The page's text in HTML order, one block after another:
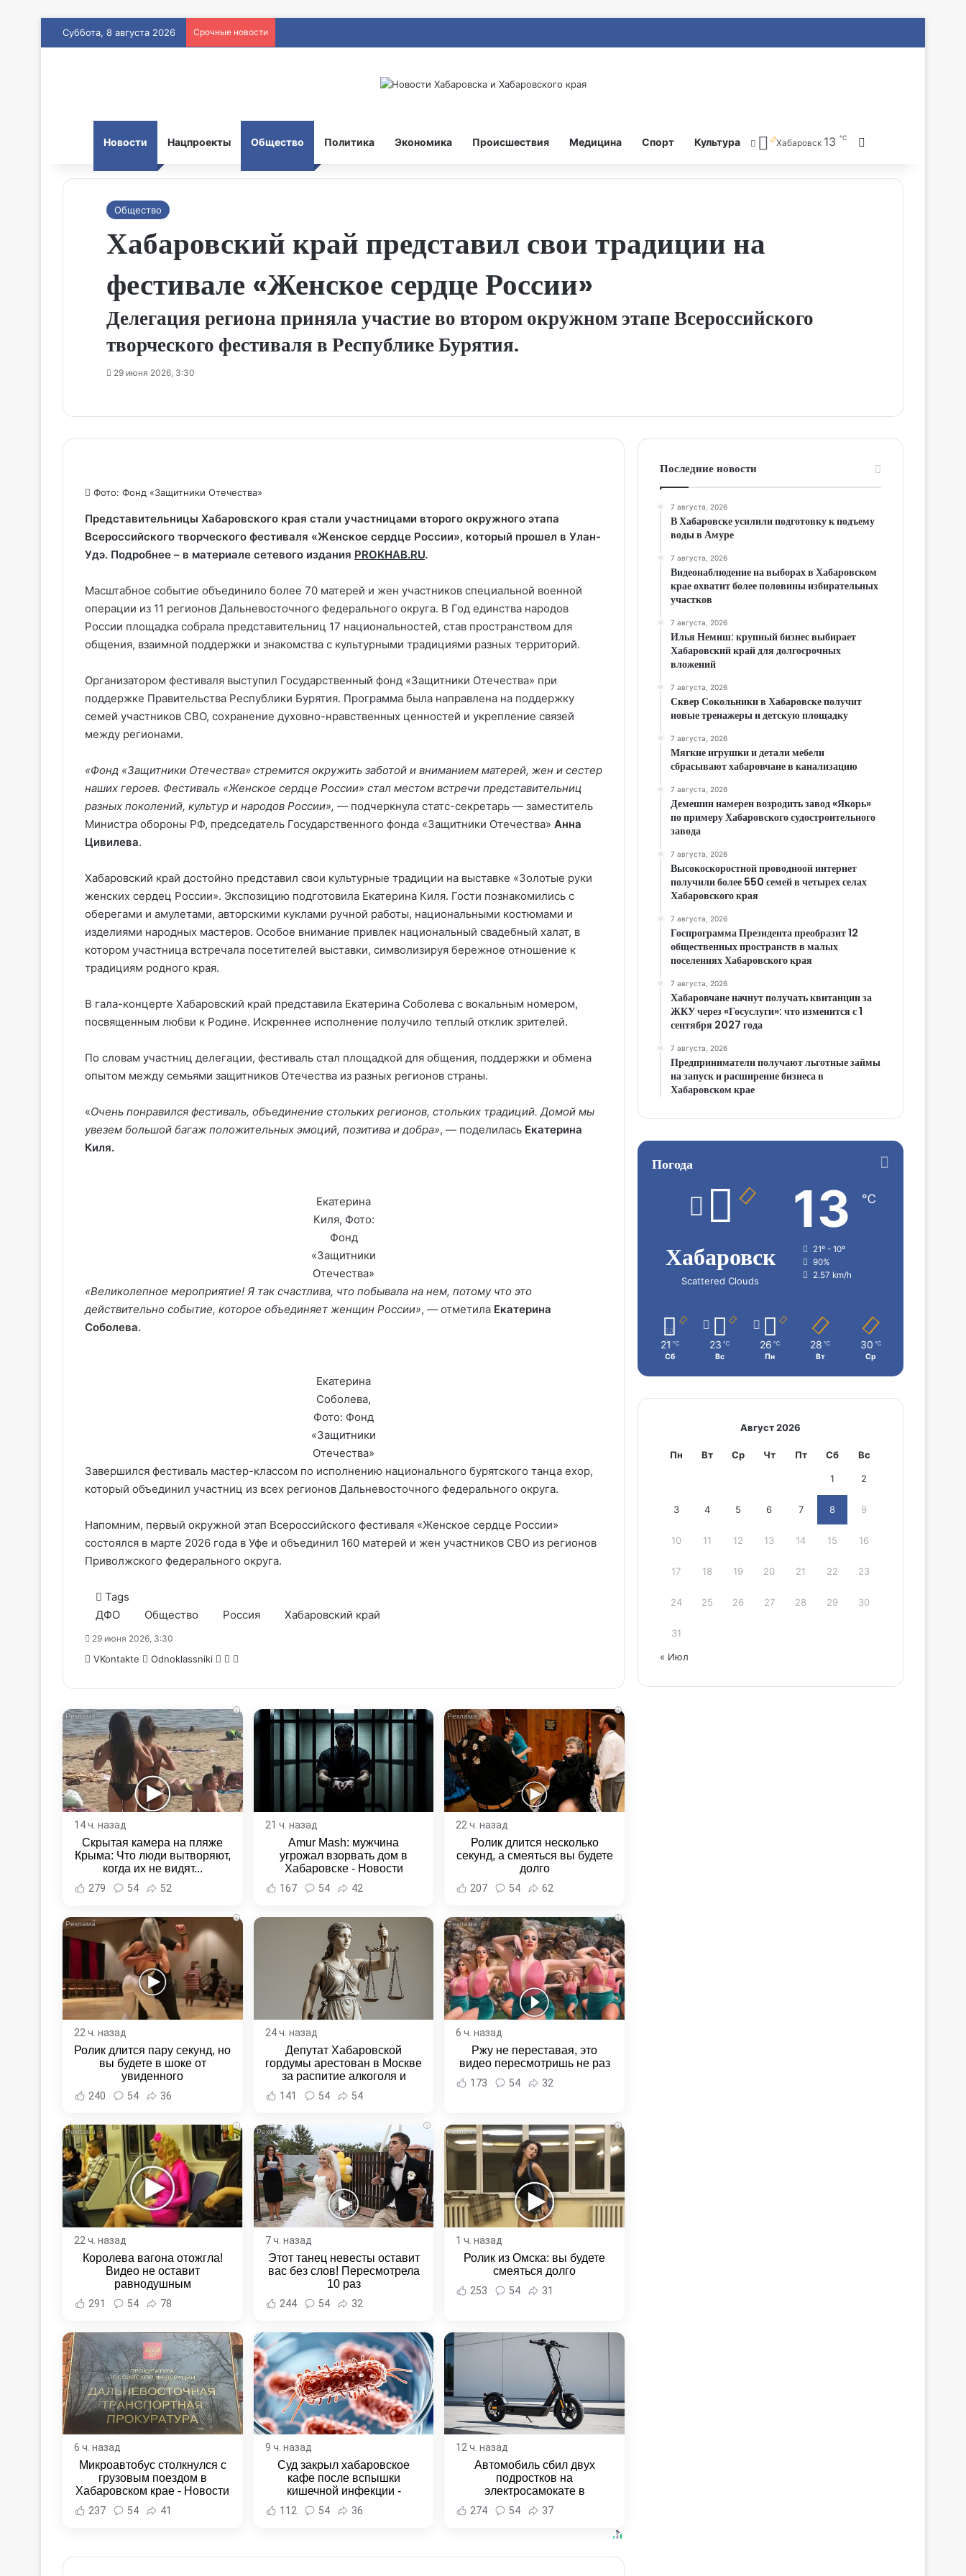
Суббота, 8 августа 2026 Срочные новости
Новости Нацпроекты Общество Политика Экономика Происшествия Медицина Спорт Культура Хабаровск 13 ℃
Общество
Хабаровский край представил свои традиции на
фестивале «Женское сердце России»
Делегация региона приняла участие во втором окружном этапе Всероссийского
творческого фестиваля в Республике Бурятия.
29 июня 2026, 3:30
Фото: Фонд «Защитники Отечества»
Представительницы Хабаровского края стали участницами второго окружного этапа
Всероссийского творческого фестиваля «Женское сердце России», который прошел в Улан-
Удэ. Подробнее – в материале сетевого издания PROKHAB.RU.
Масштабное событие объединило более 70 матерей и жен участников специальной военной
операции из 11 регионов Дальневосточного федерального округа. В Год единства народов
России площадка собрала представительниц 17 национальностей, став пространством для
общения, взаимной поддержки и знакомства с культурными традициями разных территорий.
Организатором фестиваля выступил Государственный фонд «Защитники Отечества» при
поддержке Правительства Республики Бурятия. Программа была направлена на поддержку
семей участников СВО, сохранение духовно-нравственных ценностей и укрепление связей
между регионами.
«Фонд «Защитники Отечества» стремится окружить заботой и вниманием матерей, жен и сестер
наших героев. Фестиваль «Женское сердце России» стал местом встречи представительниц
разных поколений, культур и народов России», — подчеркнула статс-секретарь — заместитель
Министра обороны РФ, председатель Государственного фонда «Защитники Отечества» Анна
Цивилева.
Хабаровский край достойно представил свои культурные традиции на выставке «Золотые руки
женских сердец России». Экспозицию подготовила Екатерина Киля. Гости познакомились с
оберегами и амулетами, авторскими куклами ручной работы, национальными костюмами и
изделиями народных мастеров. Особое внимание привлек национальный свадебный халат, в
котором участница встречала посетителей выставки, символизируя бережное отношение к
традициям родного края.
В гала-концерте Хабаровский край представила Екатерина Соболева с вокальным номером,
посвященным любви к Родине. Искреннее исполнение получило теплый отклик зрителей.
По словам участниц делегации, фестиваль стал площадкой для общения, поддержки и обмена
опытом между семьями защитников Отечества из разных регионов страны.
«Очень понравился фестиваль, объединение стольких регионов, стольких традиций. Домой мы
увезем большой багаж положительных эмоций, позитива и добра», — поделилась Екатерина
Киля.
Екатерина
Киля, Фото:
Фонд
«Защитники
Отечества»
«Великолепное мероприятие! Я так счастлива, что побывала на нем, потому что это
действительно событие, которое объединяет женщин России», — отметила Екатерина
Соболева.
Екатерина
Соболева,
Фото: Фонд
«Защитники
Отечества»
Завершился фестиваль мастер-классом по исполнению национального бурятского танца ехор,
который объединил участниц из всех регионов Дальневосточного федерального округа.
Напомним, первый окружной этап Всероссийского фестиваля «Женское сердце России»
состоялся в марте 2026 года в Уфе и объединил 160 матерей и жен участников СВО из регионов
Приволжского федерального округа.
Tags
ДФО
Общество Россия Хабаровский край
29 июня 2026, 3:30
VKontakte Odnoklassniki WhatsApp
Telegram
Email
i
14 ч. назад
Скрытая камера на пляже
Крыма: Что люди вытворяют,
когда их не видят...
279 54 52
21 ч. назад
Amur Mash: мужчина
угрожал взорвать дом в
Хабаровске - Новости
Хабаровска и Хабаровского
края
167 54 42
i
22 ч. назад
Ролик длится несколько
секунд, а смеяться вы будете
долго
207 54 62
i
22 ч. назад
Ролик длится пару секунд, но
вы будете в шоке от
увиденного
240 54 36
24 ч. назад
Депутат Хабаровской
гордумы арестован в Москве
за распитие алкоголя и
неповиновение полиции -
Новости Хабаровска и
141 54 54
i
6 ч. назад
Ржу не переставая, это
видео пересмотришь не раз
173 54 32
i
22 ч. назад
Королева вагона отожгла!
Видео не оставит
равнодушным
291 54 78
i
7 ч. назад
Этот танец невесты оставит
вас без слов! Пересмотрела
10 раз
244 54 32
i
1 ч. назад
Ролик из Омска: вы будете
смеяться долго
253 54 31
6 ч. назад
Микроавтобус столкнулся с
грузовым поездом в
Хабаровском крае - Новости
Хабаровска и Хабаровского
края
237 54 41
9 ч. назад
Суд закрыл хабаровское
кафе после вспышки
кишечной инфекции -
Новости Хабаровска и
Хабаровского края
112 54 36
12 ч. назад
Автомобиль сбил двух
подростков на
электросамокате в
Комсомольске-на-Амуре -
Новости Хабаровска и
274 54 37
Последние новости
7 августа, 2026
В Хабаровске усилили подготовку к подъему
воды в Амуре
7 августа, 2026
Видеонаблюдение на выборах в Хабаровском
крае охватит более половины избирательных
участков
7 августа, 2026
Илья Немиш: крупный бизнес выбирает
Хабаровский край для долгосрочных
вложений
7 августа, 2026
Сквер Сокольники в Хабаровске получит
новые тренажеры и детскую площадку
7 августа, 2026
Мягкие игрушки и детали мебели
сбрасывают хабаровчане в канализацию
7 августа, 2026
Демешин намерен возродить завод «Якорь»
по примеру Хабаровского судостроительного
завода
7 августа, 2026
Высокоскоростной проводноой интернет
получили более 550 семей в четырех селах
Хабаровского края
7 августа, 2026
Госпрограмма Президента преобразит 12
общественных пространств в малых
поселениях Хабаровского края
7 августа, 2026
Хабаровчане начнут получать квитанции за
ЖКУ через «Госуслуги»: что изменится с 1
сентября 2027 года
7 августа, 2026
Предприниматели получают льготные займы
на запуск и расширение бизнеса в
Хабаровском крае
Погода
Хабаровск
Scattered Clouds
13 ℃
21º - 10º
90%
2.57 km/h
21 ℃
Сб
23 ℃
Вс
26 ℃
Пн
28 ℃
Вт
30 ℃
Ср
Август 2026
Пн Вт Ср Чт Пт Сб Вс
1 2
3 4 5 6 7 8 9
10 11 12 13 14 15 16
17 18 19 20 21 22 23
24 25 26 27 28 29 30
31
« Июл